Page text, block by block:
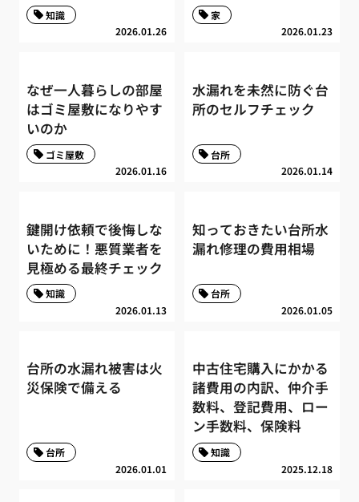
2026.01.26
知識
2026.01.23
家
なぜ一人暮らしの部屋
はゴミ屋敷になりやす
いのか
2026.01.16
ゴミ屋敷
水漏れを未然に防ぐ台
所のセルフチェック
2026.01.14
台所
鍵開け依頼で後悔しな
いために！悪質業者を
見極める最終チェック
2026.01.13
知識
知っておきたい台所水
漏れ修理の費用相場
2026.01.05
台所
台所の水漏れ被害は火
災保険で備える
2026.01.01
台所
中古住宅購入にかかる
諸費用の内訳、仲介手
数料、登記費用、ロー
ン手数料、保険料
2025.12.18
知識